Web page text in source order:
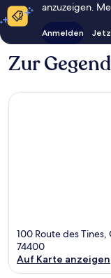
anzuzeigen.
Anmelden
Zur Gegend
100 Route des
74400
Auf Karte anzeigen